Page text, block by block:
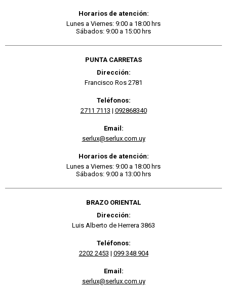
Horarios de atención:
Lunes a Viernes: 9:00 a 18:00 hrs
Sábados: 9:00 a 15:00 hrs
PUNTA CARRETAS
Dirección:
Francisco Ros 2781
Teléfonos:
2711 7113 | 092868340
Email:
serlux@serlux.com.uy
Horarios de atención:
Lunes a Viernes: 9:00 a 18:00 hrs
Sábados: 9:00 a 13:00 hrs
BRAZO ORIENTAL
Dirección:
Luis Alberto de Herrera 3863
Teléfonos:
2202 2453 | 099 348 904
Email:
serlux@serlux.com.uy